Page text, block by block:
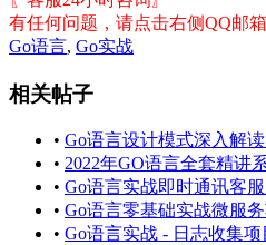
有任何问题，请点击右侧QQ邮箱
Go语言, Go实战
相关帖子
• Go语言设计模式深入解
• 2022年GO语言全套精讲
• Go语言实战即时通讯客
• Go语言零基础实战微服务
• Go语言实战 - 日志收集项